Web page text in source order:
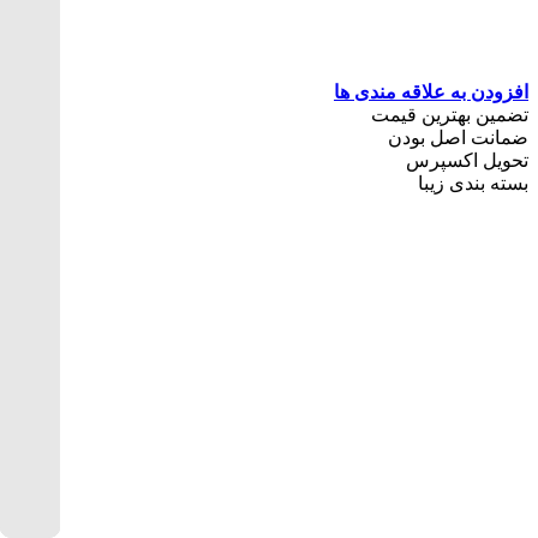
افزودن به علاقه مندی ها
تضمین بهترین قیمت
ضمانت اصل بودن
تحویل اکسپرس
بسته بندی زیبا